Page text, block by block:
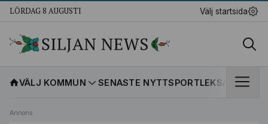
LÖRDAG 8 AUGUSTI Välj startsida
VÄLJ KOMMUN SENASTE NYTTSPORTLEKSANDS IF
Annons